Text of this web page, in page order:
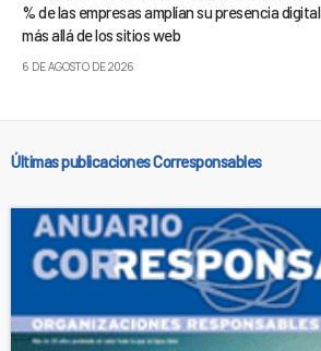
% de las empresas amplían su presencia digital
más allá de los sitios web
6 DE AGOSTO DE 2026
Últimas publicaciones Corresponsables